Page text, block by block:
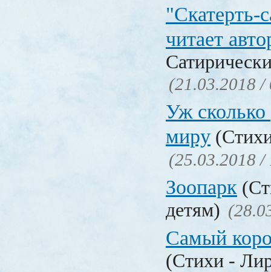
"Скатерть-
читает
(21.03.2018 /
Уж сколько
миру
(25.03.2018 /
Зоопарк
детям)
Самый
(Стихи -